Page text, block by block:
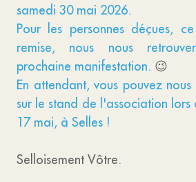
samedi 30 mai 2026.
Pour les personnes déçues,
remise, nous nous
prochaine manifestation. 😉
En attendant, vous pouvez
sur le stand de l'association
17 mai, à Selles !
Selloisement Vôtre.